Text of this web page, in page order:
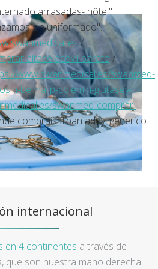
arrasadas- hôtel"
sin uniformado".
/
altace acovil barato /
www.swanmedical.es/swanmed-
belmalip-colemin-glutasey-
swanmed-comprar-
comprais fliban addyi generico
internacional
en 4 continentes a través de
que son nuestra mano derecha